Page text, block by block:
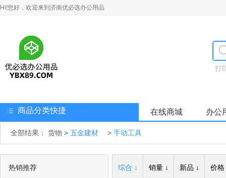
Hi!您好，欢迎来到济南优必选办公用品
打
商品分类快捷 在线商城 办公
全部结果： 货物 > 五金建材 > 手动工具
热销推荐 综合 ↓ 销量 ↓ 新品 ↓ 价格